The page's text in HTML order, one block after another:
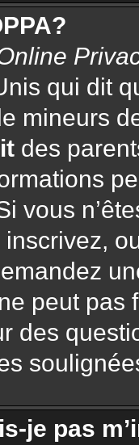
qui dit
mineurs
des
vous
peut
des
je pas